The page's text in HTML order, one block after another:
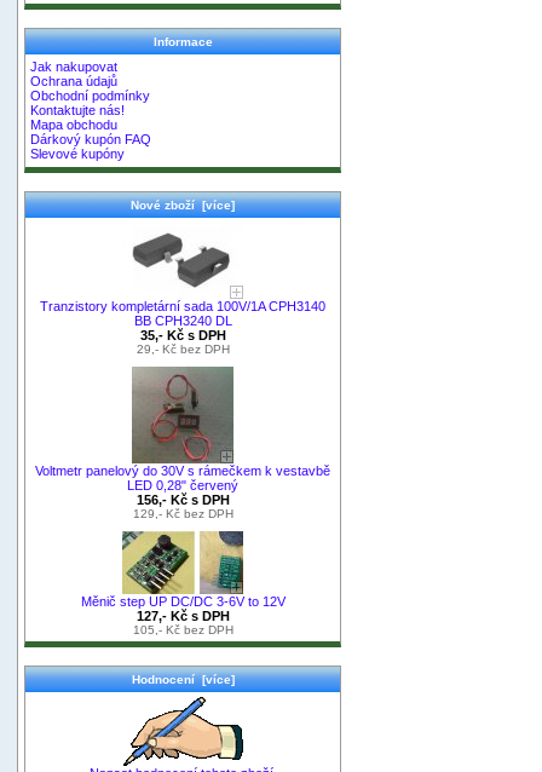
Informace
Jak nakupovat
Ochrana údajů
Obchodní podmínky
Kontaktujte nás!
Mapa obchodu
Dárkový kupón FAQ
Slevové kupóny
Nové zboží [více]
Tranzistory kompletární sada 100V/1A CPH3140
BB CPH3240 DL
35,- Kč s DPH
29,- Kč bez DPH
Voltmetr panelový do 30V s rámečkem k vestavbě
LED 0,28" červený
156,- Kč s DPH
129,- Kč bez DPH
Měnič step UP DC/DC 3-6V to 12V
127,- Kč s DPH
105,- Kč bez DPH
Hodnocení [více]